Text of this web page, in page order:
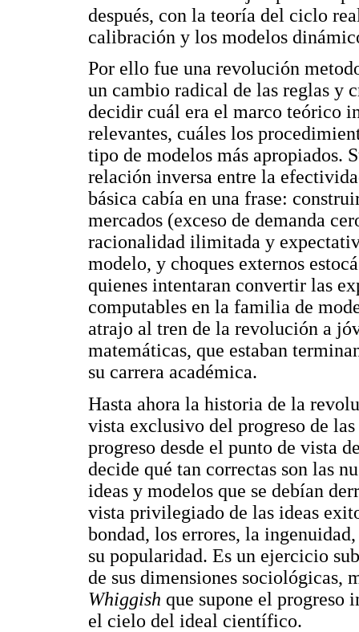
después, con la teoría del ciclo
calibración y los modelos
Por ello fue una revolución
un cambio radical de las reglas y
decidir cuál era el marco teórico
relevantes, cuáles los
tipo de modelos más apropiados.
relación inversa entre la
básica cabía en una frase:
mercados (exceso de demanda
racionalidad ilimitada y
modelo, y choques externos
quienes intentaran convertir las
computables en la familia de
atrajo al tren de la revolución a
matemáticas, que estaban
su carrera académica.
Hasta ahora la historia de la
vista exclusivo del progreso de
progreso desde el punto de vista
decide qué tan correctas son las
ideas y modelos que se debían
vista privilegiado de las ideas
bondad, los errores, la
su popularidad. Es un ejercicio
de sus dimensiones sociológicas,
Whiggish que supone el progreso
el cielo del ideal científico.